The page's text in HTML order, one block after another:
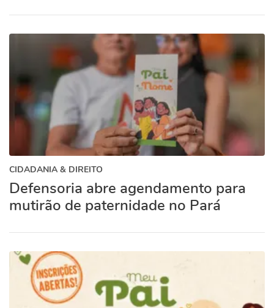
CIDADANIA & DIREITO
Defensoria abre agendamento para
mutirão de paternidade no Pará